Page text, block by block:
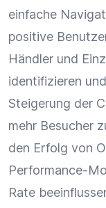
einfache
positive
Händler und
identifizieren
Steigerung der
mehr Besucher
den Erfolg von
Performance-
Rate